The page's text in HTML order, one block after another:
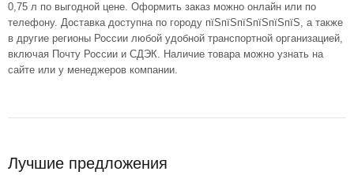
0,75 л по выгодной цене. Оформить заказ можно онлайн или по
телефону. Доставка доступна по городу пїЅпїЅпїЅпїЅпїЅпїЅ, а также
в другие регионы России любой удобной транспортной организацией,
включая Почту России и СДЭК. Наличие товара можно узнать на
сайте или у менеджеров компании.
Лучшие предложения